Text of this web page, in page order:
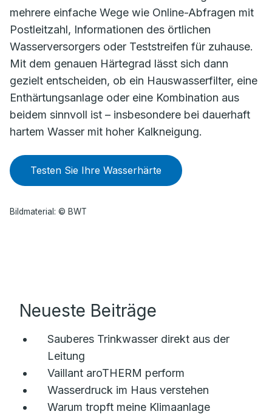
mehrere einfache Wege wie Online-Abfragen mit
Postleitzahl, Informationen des örtlichen
Wasserversorgers oder Teststreifen für zuhause.
Mit dem genauen Härtegrad lässt sich dann
gezielt entscheiden, ob ein Hauswasserfilter, eine
Enthärtungsanlage oder eine Kombination aus
beidem sinnvoll ist – insbesondere bei dauerhaft
hartem Wasser mit hoher Kalkneigung.
Testen Sie Ihre Wasserhärte
Bildmaterial: © BWT
Neueste Beiträge
Sauberes Trinkwasser direkt aus der
Leitung
Vaillant aroTHERM perform
Wasserdruck im Haus verstehen
Warum tropft meine Klimaanlage